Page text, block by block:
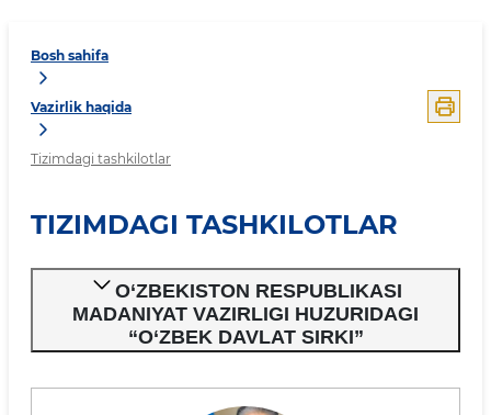
Bosh sahifa
Vazirlik haqida
Tizimdagi tashkilotlar
TIZIMDAGI TASHKILOTLAR
O‘ZBEKISTON RESPUBLIKASI
MADANIYAT VAZIRLIGI HUZURIDAGI
“O‘ZBEK DAVLAT SIRKI”